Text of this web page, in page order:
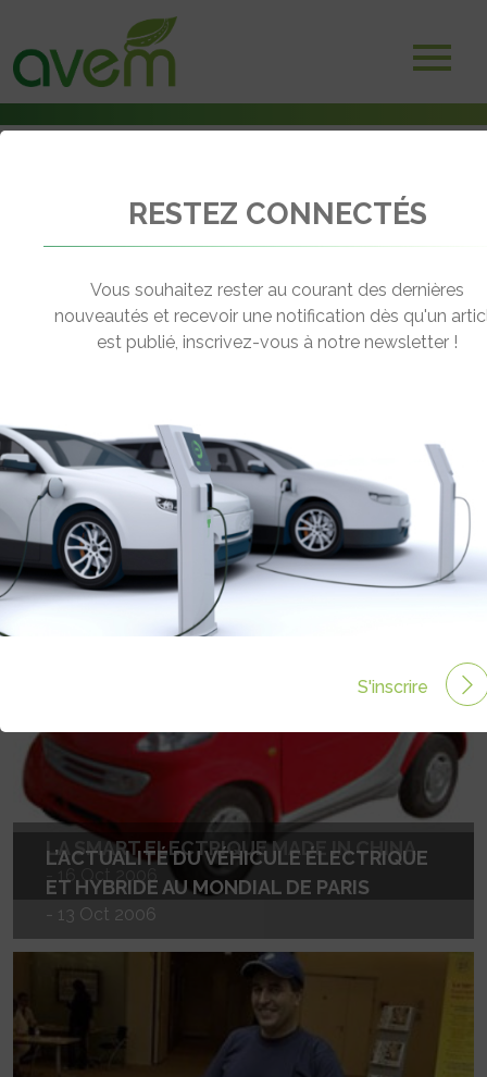
: Page 507
ACTUALITÉS
LA SMART ELECTRIQUE MADE IN CHINA
- 16 Oct 2006
L’ACTUALITÉ DU VÉHICULE ÉLECTRIQUE
ET HYBRIDE AU MONDIAL DE PARIS
- 13 Oct 2006
RESTEZ CONNECTÉS
Vous souhaitez rester au courant des dernières
nouveautés et recevoir une notification dès qu'un
est publié, inscrivez-vous à notre newsletter !
S'inscrire